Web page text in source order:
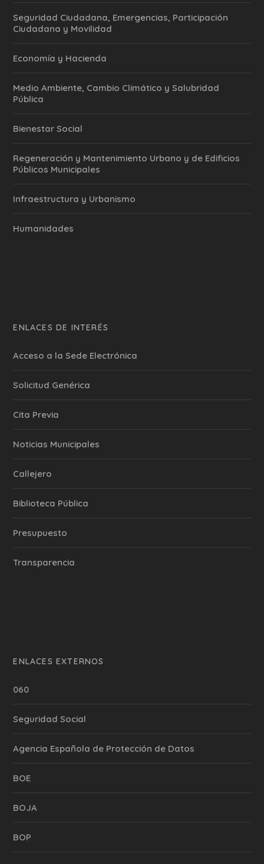
Seguridad Ciudadana, Emergencias, Participación
Ciudadana y Movilidad
Economía y Hacienda
Medio Ambiente, Cambio Climático y Salubridad
Pública
Bienestar Social
Regeneración y Mantenimiento Urbano y de Edificios
Públicos Municipales
Infraestructura y Urbanismo
Humanidades
ENLACES DE INTERÉS
Acceso a la Sede Electrónica
Solicitud Genérica
Cita Previa
‎Noticias Municipales
Callejero
Biblioteca Pública
Presupuesto
Transparencia
ENLACES EXTERNOS
060
Seguridad Social
Agencia Española de Protección de Datos
BOE
BOJA
BOP